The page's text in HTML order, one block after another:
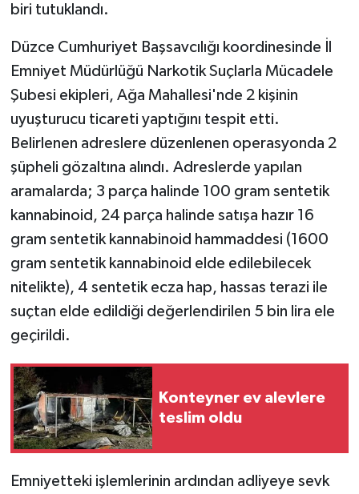
biri tutuklandı.
Düzce Cumhuriyet Başsavcılığı koordinesinde İl
Emniyet Müdürlüğü Narkotik Suçlarla Mücadele
Şubesi ekipleri, Ağa Mahallesi'nde 2 kişinin
uyuşturucu ticareti yaptığını tespit etti.
Belirlenen adreslere düzenlenen operasyonda 2
şüpheli gözaltına alındı. Adreslerde yapılan
aramalarda; 3 parça halinde 100 gram sentetik
kannabinoid, 24 parça halinde satışa hazır 16
gram sentetik kannabinoid hammaddesi (1600
gram sentetik kannabinoid elde edilebilecek
nitelikte), 4 sentetik ecza hap, hassas terazi ile
suçtan elde edildiği değerlendirilen 5 bin lira ele
geçirildi.
Konteyner ev alevlere
teslim oldu
Emniyetteki işlemlerinin ardından adliyeye sevk